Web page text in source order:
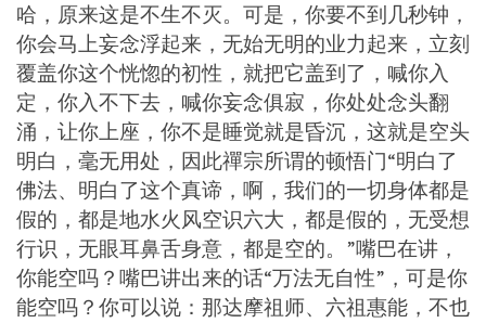
哈，原来这是不生不灭。可是，你要不到几秒钟，
你会马上妄念浮起来，无始无明的业力起来，立刻
覆盖你这个恍惚的初性，就把它盖到了，喊你入
定，你入不下去，喊你妄念俱寂，你处处念头翻
涌，让你上座，你不是睡觉就是昏沉，这就是空头
明白，毫无用处，因此禪宗所谓的顿悟门“明白了
佛法、明白了这个真谛，啊，我们的一切身体都是
假的，都是地水火风空识六大，都是假的，无受想
行识，无眼耳鼻舌身意，都是空的。”嘴巴在讲，
你能空吗？嘴巴讲出来的话“万法无自性”，可是你
能空吗？你可以说：那达摩祖师、六祖惠能，不也